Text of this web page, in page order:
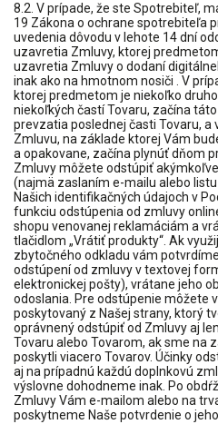
8.2. V prípade, že ste Spotrebiteľ,
19 Zákona o ochrane spotrebiteľa
uvedenia dôvodu v lehote 14 dní
uzavretia Zmluvy, ktorej
uzavretia Zmluvy o dodaní
inak ako na hmotnom nosiči . V
ktorej predmetom je niekoľko
niekoľkých častí Tovaru, začína
prevzatia poslednej časti Tovaru, a
Zmluvu, na základe ktorej Vám
a opakovane, začína plynúť dňom
Zmluvy môžete odstúpiť
(najmä zaslaním e-mailu alebo
Našich identifikačných údajoch v
funkciu odstúpenia od zmluvy
shopu venovanej reklamáciám a
tlačidlom „Vrátiť produkty“. Ak
zbytočného odkladu vám
odstúpení od zmluvy v textovej
elektronickej pošty), vrátane jeho
odoslania. Pre odstúpenie môžete
poskytovaný z Našej strany, ktorý
oprávnený odstúpiť od Zmluvy aj
Tovaru alebo Tovarom, ak sme na
poskytli viacero Tovarov. Účinky
aj na prípadnú každú doplnkovú
výslovne dohodneme inak. Po
Zmluvy Vám e-mailom alebo na
poskytneme Naše potvrdenie o